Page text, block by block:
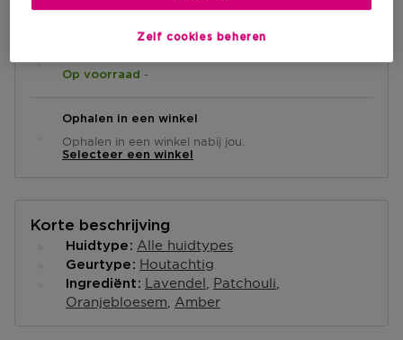
Op voorraad -
Ophalen in een winkel
Ophalen in een winkel nabij jou.
Selecteer een winkel
Korte beschrijving
Huidtype Alle huidtypes
Geurtype Houtachtig
Ingrediënt Lavendel Patchouli
Oranjebloesem Amber
Zelf cookies beheren